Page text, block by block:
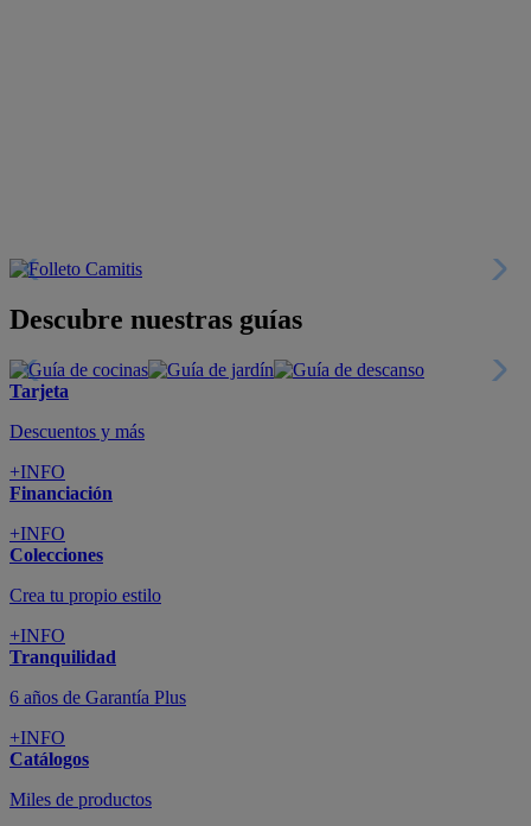
Descubre nuestras guías
Tarjeta
Descuentos y más
+INFO
Financiación
+INFO
Colecciones
Crea tu propio estilo
+INFO
Tranquilidad
6 años de Garantía Plus
+INFO
Catálogos
Miles de productos